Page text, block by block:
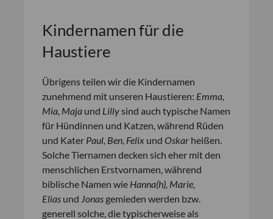
Kindernamen für die
Haustiere
Übrigens teilen wir die Kindernamen
zunehmend mit unseren Haustieren: Emma,
Mia, Maja und Lillysind auch typische Namen
für Hündinnen und Katzen, während Rüden
und Kater Paul, Ben Felix und Oskar heißen.
Solche Tiernamen decken sich eher mit den
menschlichen Erstvornamen, während
biblische Namen wie Hanna(h), Marie,
Elias und Jonas gemieden werden bzw.
generell solche, die typischerweise als